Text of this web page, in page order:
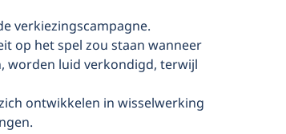
verkiezingscampagne.
op het spel zou staan wanneer
worden luid verkondigd, terwijl
ontwikkelen in wisselwerking